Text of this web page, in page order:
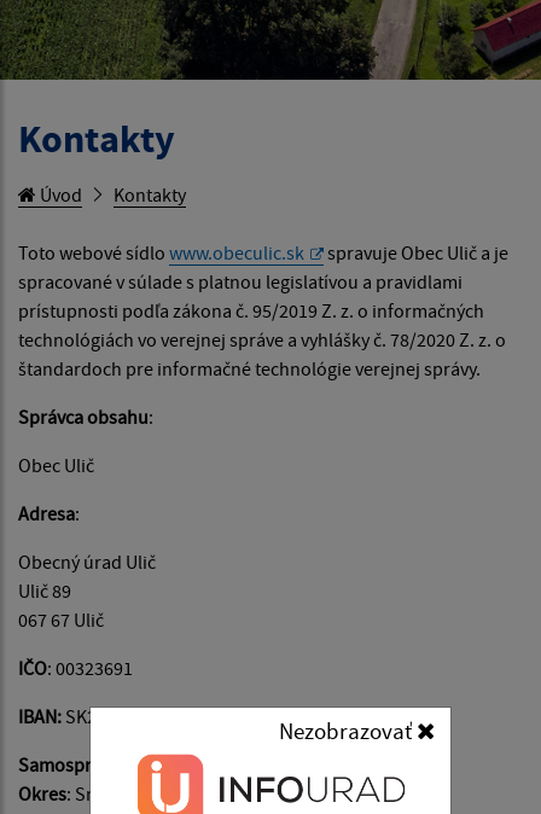
Nezobrazovať
Kontakty
Úvod Kontakty
Toto webové sídlo www.obeculic.sk
spravuje Obec Ulič a je
spracované v súlade s platnou legislatívou a pravidlami
prístupnosti podľa zákona č. 95/2019 Z. z. o informačných
technológiách vo verejnej správe a vyhlášky č. 78/2020 Z. z. o
štandardoch pre informačné technológie verejnej správy.
Správca obsahu:
Obec Ulič
Adresa:
Obecný úrad Ulič
Ulič 89
067 67 Ulič
IČO: 00323691
IBAN: SK20 5600 0000 0089 2275 9001
Samosprávny kraj : Prešovský
Okres: Snina